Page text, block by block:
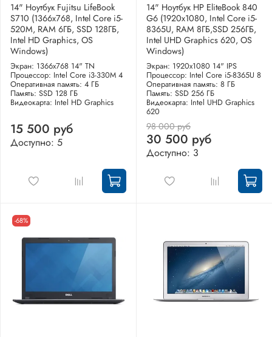
14" Ноутбук Fujitsu LifeBook
S710 (1366x768, Intel Core i5-
520M, RAM 6ГБ, SSD 128ГБ,
Intel HD Graphics, OS
Windows)
Экран: 1366x768 14" TN
Процессор: Intel Core i3-330M 4
Оперативная память: 4 ГБ
Память: SSD 128 ГБ
Видеокарта: Intel HD Graphics
15 500 руб
Доступно: 5
14" Ноутбук HP EliteBook 840
G6 (1920x1080, Intel Core i5-
8365U, RAM 8ГБ,SSD 256ГБ,
Intel UHD Graphics 620, OS
Windows)
Экран: 1920x1080 14" IPS
Процессор: Intel Core i5-8365U 8
Оперативная память: 8 ГБ
Память: SSD 256 ГБ
Видеокарта: Intel UHD Graphics
620
98 000 руб
30 500 руб
Доступно: 3
-68%